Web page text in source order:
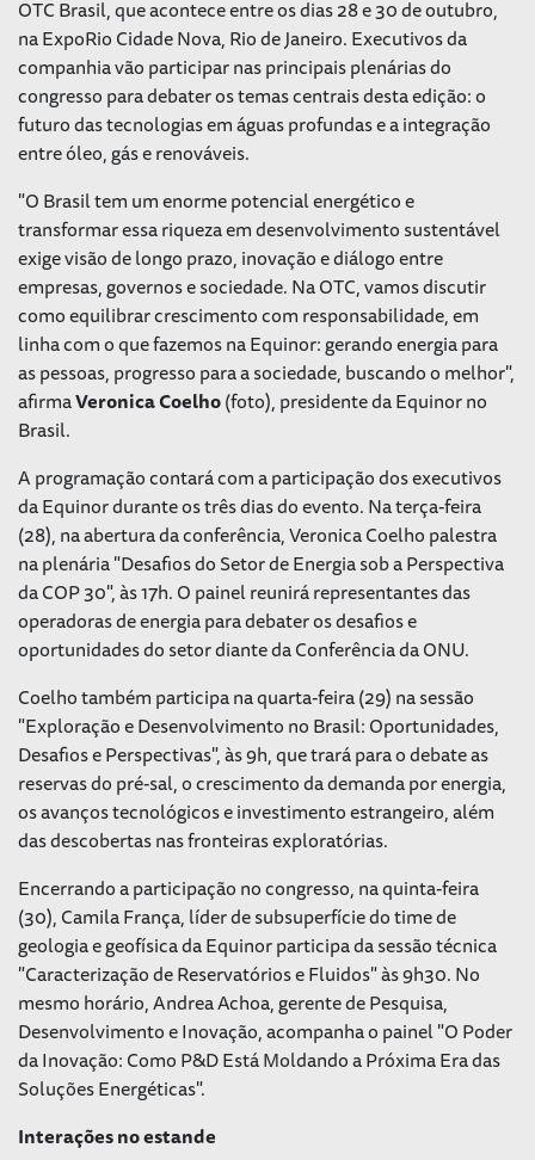
OTC Brasil, que acontece entre os dias 28 e 30 de outubro,
na ExpoRio Cidade Nova, Rio de Janeiro. Executivos da
companhia vão participar nas principais plenárias do
congresso para debater os temas centrais desta edição: o
futuro das tecnologias em águas profundas e a integração
entre óleo, gás e renováveis.
"O Brasil tem um enorme potencial energético e
transformar essa riqueza em desenvolvimento sustentável
exige visão de longo prazo, inovação e diálogo entre
empresas, governos e sociedade. Na OTC, vamos discutir
como equilibrar crescimento com responsabilidade, em
linha com o que fazemos na Equinor: gerando energia para
as pessoas, progresso para a sociedade, buscando o melhor",
afirmaVeronica Coelho(foto), presidente da Equinor no
Brasil.
A programação contará com a participação dos executivos
da Equinor durante os três dias do evento. Na terça-feira
(28), na abertura da conferência, Veronica Coelho palestra
na plenária "Desafios do Setor de Energia sob a Perspectiva
da COP 30", às 17h. O painel reunirá representantes das
operadoras de energia para debater os desafios e
oportunidades do setor diante da Conferência da ONU.
Coelho também participa na quarta-feira (29) na sessão
"Exploração e Desenvolvimento no Brasil: Oportunidades,
Desafios e Perspectivas", às 9h, que trará para o debate as
reservas do pré-sal, o crescimento da demanda por energia,
os avanços tecnológicos e investimento estrangeiro, além
das descobertas nas fronteiras exploratórias.
Encerrando a participação no congresso, na quinta-feira
(30), Camila França, líder de subsuperfície do time de
geologia e geofísica da Equinor participa da sessão técnica
"Caracterização de Reservatórios e Fluidos" às 9h30. No
mesmo horário, Andrea Achoa, gerente de Pesquisa,
Desenvolvimento e Inovação, acompanha o painel "O Poder
da Inovação: Como P&D Está Moldando a Próxima Era das
Soluções Energéticas".
Interações no estande